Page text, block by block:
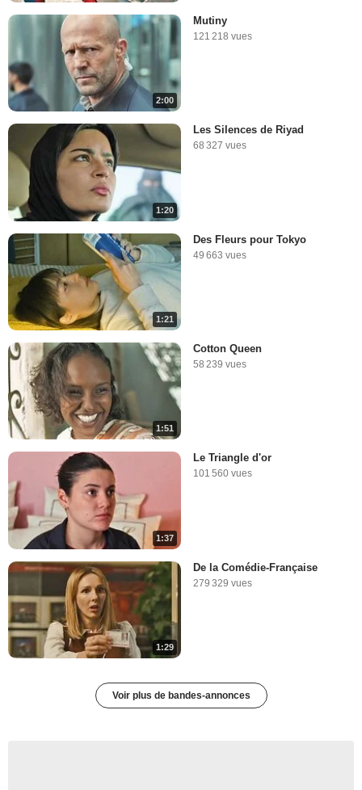
2:00
Mutiny
121 218 vues
1:20
Les Silences de Riyad
68 327 vues
1:21
Des Fleurs pour Tokyo
49 663 vues
1:51
Cotton Queen
58 239 vues
1:37
Le Triangle d'or
101 560 vues
1:29
De la Comédie-Française
279 329 vues
Voir plus de bandes-annonces